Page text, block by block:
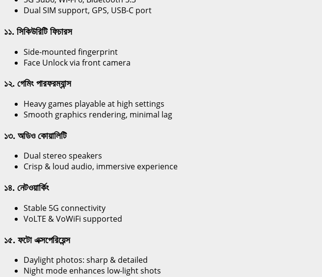
Dual SIM support, GPS, USB-C port
১১. সিকিউরিটি ফিচারস
Side-mounted fingerprint
Face Unlock via front camera
১২. গেমিং পারফরম্যান্স
Heavy games playable at high settings
Smooth graphics rendering, minimal lag
১৩. অডিও কোয়ালিটি
Dual stereo speakers
Crisp & loud audio, immersive experience
১৪. নেটওয়ার্কিং
Stable 5G connectivity
VoLTE & VoWiFi supported
১৫. ফটো এক্সপেরিয়েন্স
Daylight photos: sharp & detailed
Night mode enhances low-light shots